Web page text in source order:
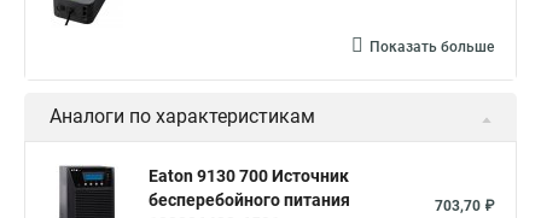
Показать больше
Аналоги по характеристикам
Eaton 9130 700 Источник
бесперебойного питания
703,70 ₽